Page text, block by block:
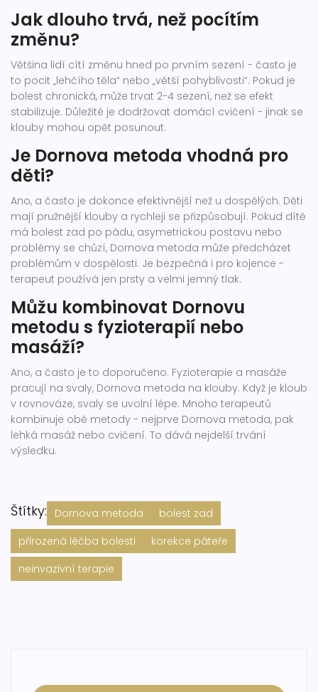
Jak dlouho trvá, než pocítím
změnu?
Většina lidí cítí změnu hned po prvním sezení - často je
to pocit „lehčího těla“ nebo „větší pohyblivosti“. Pokud je
bolest chronická, může trvat 2-4 sezení, než se efekt
stabilizuje. Důležité je dodržovat domácí cvičení - jinak se
klouby mohou opět posunout.
Je Dornova metoda vhodná pro
děti?
Ano, a často je dokonce efektivnější než u dospělých. Děti
mají pružnější klouby a rychleji se přizpůsobují. Pokud dítě
má bolest zad po pádu, asymetrickou postavu nebo
problémy se chůzí, Dornova metoda může předcházet
problémům v dospělosti. Je bezpečná i pro kojence -
terapeut používá jen prsty a velmi jemný tlak.
Můžu kombinovat Dornovu
metodu s fyzioterapií nebo
masáží?
Ano, a často je to doporučeno. Fyzioterapie a masáže
pracují na svaly, Dornova metoda na klouby. Když je kloub
v rovnováze, svaly se uvolní lépe. Mnoho terapeutů
kombinuje obě metody - nejprve Dornova metoda, pak
lehká masáž nebo cvičení. To dává nejdelší trvání
výsledku.
Štítky: Dornova metoda
bolest zad
přirozená léčba bolesti
korekce páteře
neinvazivní terapie